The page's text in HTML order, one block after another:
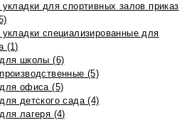
для спортивных залов приказ
укладки специализированные для
(1)
школы (6)
(5)
офиса (5)
детского сада (4)
лагеря (4)